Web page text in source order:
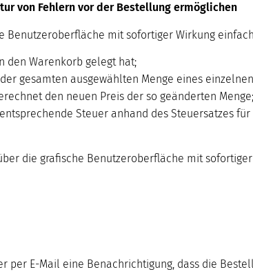
von Fehlern vor der Bestellung ermöglichen
Benutzeroberfläche mit sofortiger Wirkung
den Warenkorb gelegt hat;
gesamten ausgewählten Menge eines
den neuen Preis der so geänderten
Steuer anhand des Steuersatzes
die grafische Benutzeroberfläche mit
E-Mail eine Benachrichtigung, dass die